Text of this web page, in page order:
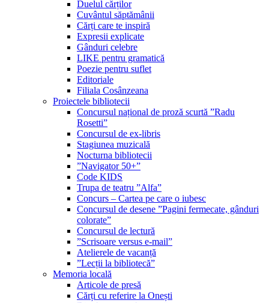
Duelul cărților
Cuvântul săptămânii
Cărți care te inspiră
Expresii explicate
Gânduri celebre
LIKE pentru gramatică
Poezie pentru suflet
Editoriale
Filiala Cosânzeana
Proiectele bibliotecii
Concursul național de proză scurtă ”Radu
Rosetti”
Concursul de ex-libris
Stagiunea muzicală
Nocturna bibliotecii
”Navigator 50+”
Code KIDS
Trupa de teatru ”Alfa”
Concurs – Cartea pe care o iubesc
Concursul de desene ”Pagini fermecate, gânduri
colorate”
Concursul de lectură
”Scrisoare versus e-mail”
Atelierele de vacanță
”Lecții la bibliotecă”
Memoria locală
Articole de presă
Cărți cu referire la Onești